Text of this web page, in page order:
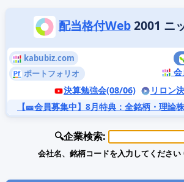
配当格付Web2001 ニ
kabubiz.com
ポートフォリオ
決算勉強会(08/06)
リロン
【🎫会員募集中】8月特典 ：全銘柄・理論
🔍企業検索:
会社名、銘柄コードを入力してください